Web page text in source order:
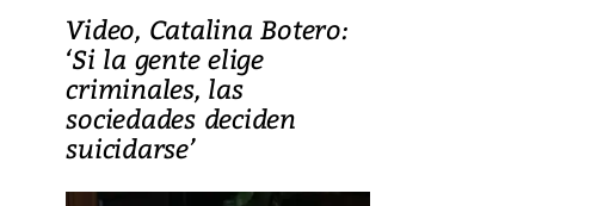
Video, Catalina Botero:
‘Si la gente elige
criminales, las
sociedades deciden
suicidarse’